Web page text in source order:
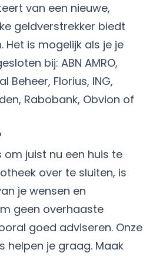
van een nieuwe,
geldverstrekker biedt
Het is mogelijk als je je
bij: ABN AMRO,
Beheer, Florius, ING,
Rabobank, Obvion of
juist nu een huis te
over te sluiten, is
je wensen en
geen overhaaste
goed adviseren. Onze
helpen je graag. Maak